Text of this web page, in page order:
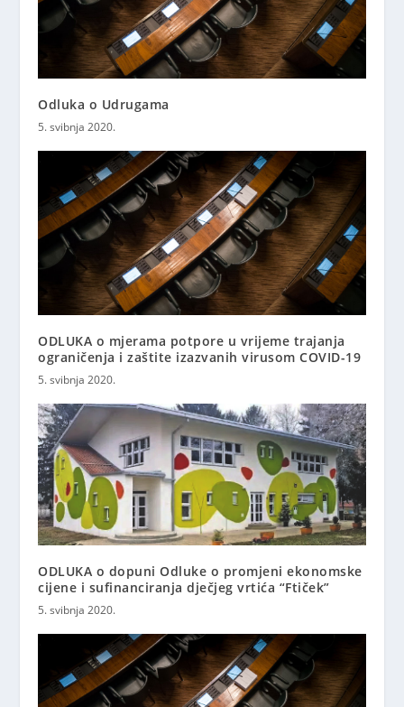
Odluka o Udrugama
5. svibnja 2020.
ODLUKA o mjerama potpore u vrijeme trajanja
ograničenja i zaštite izazvanih virusom COVID-19
5. svibnja 2020.
ODLUKA o dopuni Odluke o promjeni ekonomske
cijene i sufinanciranja dječjeg vrtića “Ftiček”
5. svibnja 2020.